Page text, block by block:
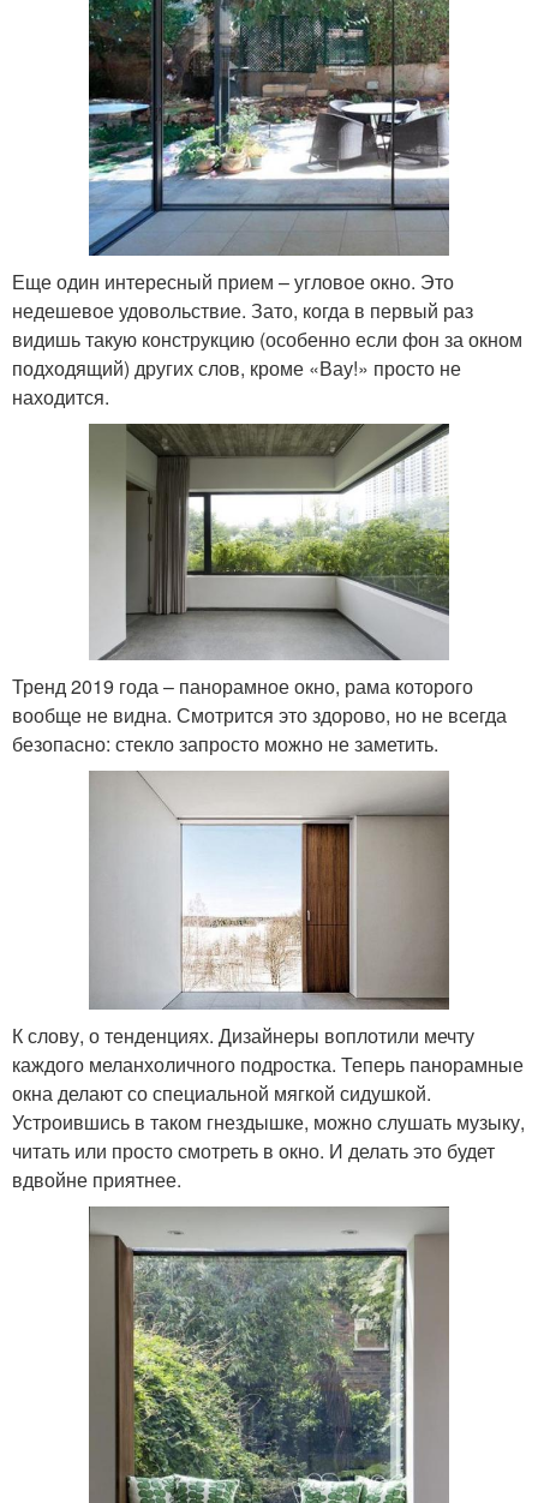
Еще один интересный прием – угловое окно. Это
недешевое удовольствие. Зато, когда в первый раз
видишь такую конструкцию (особенно если фон за окном
подходящий) других слов, кроме «Вау!» просто не
находится.
Тренд 2019 года – панорамное окно, рама которого
вообще не видна. Смотрится это здорово, но не всегда
безопасно: стекло запросто можно не заметить.
К слову, о тенденциях. Дизайнеры воплотили мечту
каждого меланхоличного подростка. Теперь панорамные
окна делают со специальной мягкой сидушкой.
Устроившись в таком гнездышке, можно слушать музыку,
читать или просто смотреть в окно. И делать это будет
вдвойне приятнее.